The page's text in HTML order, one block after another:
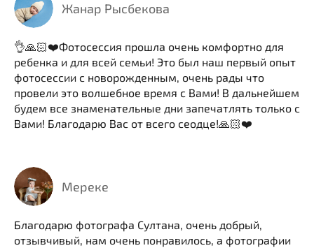
Жанар Рысбекова
👌🙏🏻❤️Фотосессия прошла очень комфортно для
ребенка и для всей семьи! Это был наш первый опыт
фотосессии с новорожденным, очень рады что
провели это волшебное время с Вами! В дальнейшем
будем все знаменательные дни запечатлять только с
Вами! Благодарю Вас от всего сеодце!🙏🏻❤️
Мереке
Благодарю фотографа Султана, очень добрый,
отзывчивый, нам очень понравилось, а фотографии